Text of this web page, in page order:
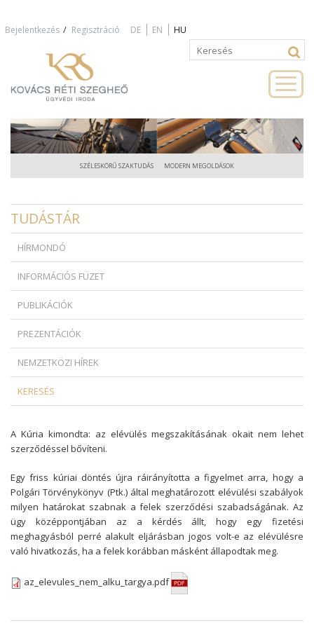
Bejelentkezés / Regisztráció DE EN HU
Keresés
Keresés
SZÉLESKÖRŰ SZAKTUDÁS MODERN MEGOLDÁSOK
TUDÁSTÁR
HÍRMONDÓ
INFORMÁCIÓS FÜZET
PUBLIKÁCIÓK
PREZENTÁCIÓK
NEMZETKÖZI HÍREK
KERESÉS
A Kúria kimondta: az elévülés megszakításának okait nem lehet
szerződéssel bővíteni.
Egy friss kúriai döntés újra ráirányította a figyelmet arra, hogy a
Polgári Törvénykönyv (Ptk.) által meghatározott elévülési szabályok
milyen határokat szabnak a felek szerződési szabadságának. Az
ügy középpontjában az a kérdés állt, hogy egy fizetési
meghagyásból perré alakult eljárásban jogos volt-e az elévülésre
való hivatkozás, ha a felek korábban másként állapodtak meg.
az_elevules_nem_alku_targya.pdf